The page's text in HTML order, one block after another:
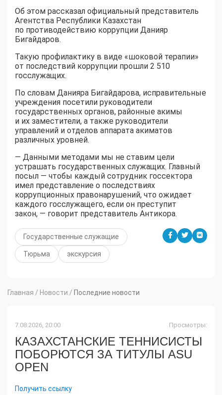
Об этом рассказал официальный представитель
Агентства Республики Казахстан
по противодействию коррупции Данияр
Бигайдаров.
Такую профилактику в виде «шоковой терапии»
от последствий коррупции прошли 2 510
госслужащих.
По словам Данияра Бигайдарова, исправительные
учреждения посетили руководители
государственных органов, районные акимы
и их заместители, а также руководители
управлений и отделов аппарата акиматов
различных уровней.
— Данными методами мы не ставим цели
устрашать государственных служащих. Главный
посыл — чтобы каждый сотрудник госсектора
имел представление о последствиях
коррупционных правонарушений, что ожидает
каждого госслужащего, если он преступит
закон, — говорит представитель Антикора.
Государственные служащие
Тюрьма экскурсия
Главная / Новости / Последние новости
7.08.2026, 20:00 Просмотры:
КАЗАХСТАНСКИЕ ТЕННИСИСТЫ
ПОБОРЮТСЯ ЗА ТИТУЛЫ ASU
OPEN
Получить ссылку